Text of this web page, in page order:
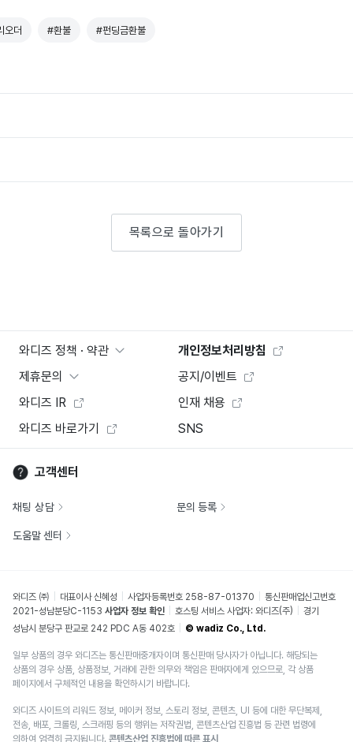
오더 #환불 #펀딩금환불
목록으로 돌아가기
와디즈 정책 · 약관
개인정보처리방침
제휴문의
공지/이벤트
와디즈 IR
인재 채용
와디즈 바로가기
SNS
고객센터
채팅 상담 문의 등록
도움말 센터
와디즈 ㈜ 대표이사 신혜성 사업자등록번호 258-87-01370
통신판매업신고번호
2021-성남분당C-1153 사업자 정보 확인 호스팅 서비스 사업자: 와디즈(주)
경기
성남시 분당구 판교로 242 PDC A동 402호
© wadiz Co., Ltd.
일부 상품의 경우 와디즈는 통신판매중개자이며 통신판매 당사자가 아닙니다. 해당되는
상품의 경우 상품, 상품정보, 거래에 관한 의무와 책임은 판매자에게 있으므로, 각 상품
페이지에서 구체적인 내용을 확인하시기 바랍니다.
와디즈 사이트의 리워드 정보, 메이커 정보, 스토리 정보, 콘텐츠, UI 등에 대한 무단복제,
전송, 배포, 크롤링, 스크래핑 등의 행위는 저작권법, 콘텐츠산업 진흥법 등 관련 법령에
의하여 엄격히 금지됩니다. 콘텐츠산업 진흥법에 따른 표시